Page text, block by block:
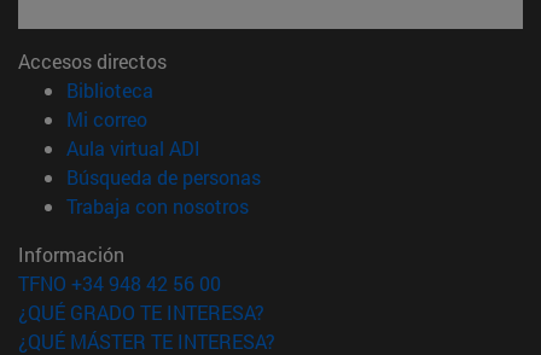
Accesos directos
Biblioteca
Mi correo(abre en nueva ventana)
Aula virtual ADI
Búsqueda de personas(abre en nueva ventana)
Trabaja con nosotros(abre en nueva ventana)
Información
TFNO +34 948 42 56 00
¿QUÉ GRADO TE INTERESA?
¿QUÉ MÁSTER TE INTERESA?